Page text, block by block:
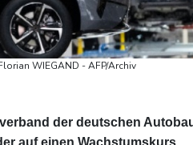
WIEGAND - AFP/Archiv
der deutschen